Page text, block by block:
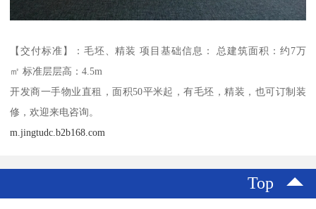
【交付标准】：毛坯、精装 项目基础信息： 总建筑面积：约7万
㎡ 标准层层高：4.5m
开发商一手物业直租，面积50平米起，有毛坯，精装，也可订制装
修，欢迎来电咨询。
m.jingtudc.b2b168.com
Top